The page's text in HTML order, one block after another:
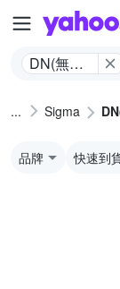
DN(無反
Sigma
品牌 快速到